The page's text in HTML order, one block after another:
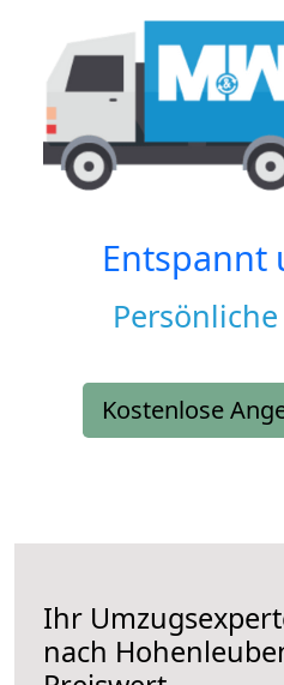
Entspannt
Kostenlose
Ihr
nach